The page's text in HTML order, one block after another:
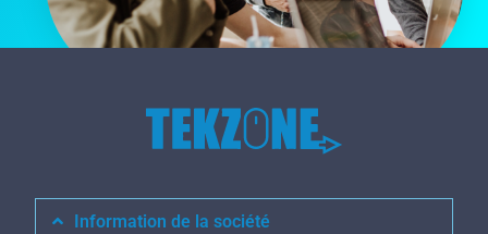
Information de la société